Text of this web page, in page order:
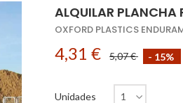
ALQUILAR PLANCHA
OXFORD PLASTICS
4,31 € 5,07 € - 15%
Unidades